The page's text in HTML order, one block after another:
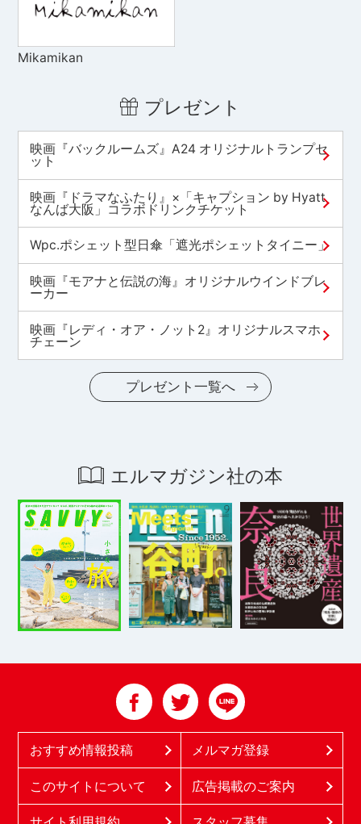
Mikamikan
プレゼント
映画『バックルームズ』A24 オリジナルトランプセ
ット
映画『ドラマなふたり』×「キャプション by Hyatt
なんば大阪」コラボドリンクチケット
Wpc.ポシェット型日傘「遮光ポシェットタイニー」
映画『モアナと伝説の海』オリジナルウインドブレ
ーカー
映画『レディ・オア・ノット2』オリジナルスマホ
チェーン
プレゼント一覧へ
エルマガジン社の本
おすすめ情報投稿 メルマガ登録
このサイトについて 広告掲載のご案内